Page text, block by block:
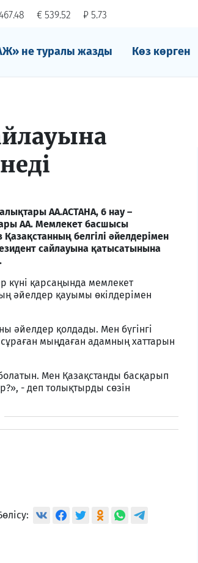
€ 539.52 ₽ 5.73
не туралы жазды Көз көрген
АА.АСТАНА, 6 нау –
АА. Мемлекет басшысы
белгілі әйелдерімен
сайлауына қатысатынына
күні қарсаңында мемлекет
әйелдер қауымы өкілдерімен
әйелдер қолдады. Мен бүгінгі
мыңдаған адамның хаттарын
Мен Қазақстанды басқарып
- деп толықтырды сөзін